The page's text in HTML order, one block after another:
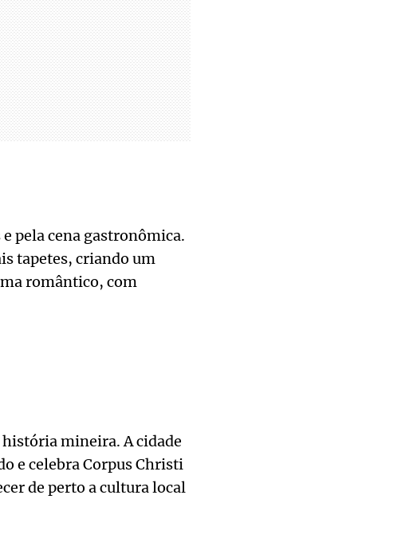
pela cena gastronômica.
tapetes, criando um
romântico, com
mineira. A cidade
e celebra Corpus Christi
de perto a cultura local